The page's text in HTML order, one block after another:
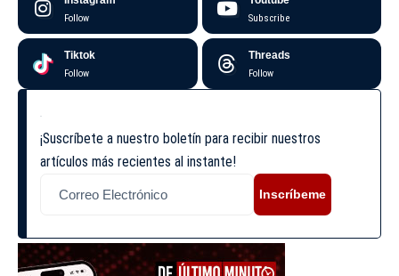
Follow Subscribe
Tiktok
Follow
Threads
Follow
¡Suscríbete a nuestro boletín para recibir nuestros
artículos más recientes al instante!
Inscríbeme